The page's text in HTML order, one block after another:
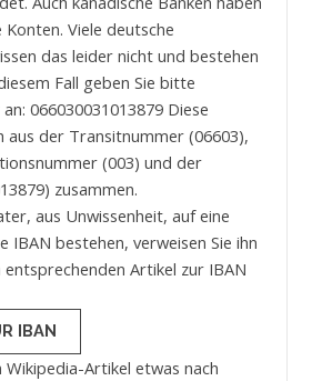
Viele deutsche
das leider nicht und bestehen
Fall geben Sie bitte
066030031013879 Diese
aus der Transitnummer (06603),
(003) und der
zusammen.
aus Unwissenheit, auf eine
IBAN bestehen, verweisen Sie ihn
Artikel zur IBAN
IBAN
Wikipedia-Artikel etwas nach